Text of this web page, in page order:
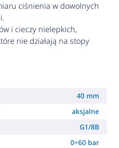
ciśnienia w dowolnych
i cieczy nielepkich,
nie działają na stopy
40 mm
aksjalne
G1/8B
0÷60 bar